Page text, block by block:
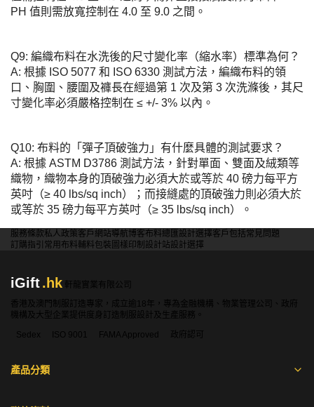
PH 值則需放寬控制在 4.0 至 9.0 之間。
Q9: 編織布料在水洗後的尺寸變化率（縮水率）標準為何？
A: 根據 ISO 5077 和 ISO 6330 測試方法，編織布料的領
口、胸圍、腰圍及褲長在經過第 1 次及第 3 次洗滌後，其尺
寸變化率必須嚴格控制在 ≤ +/- 3% 以內。
Q10: 布料的「彈子頂破強力」有什麼具體的測試要求？
A: 根據 ASTM D3786 測試方法，針對單面、雙面及絨類等
織物，織物本身的頂破強力必須大於或等於 40 磅力每平方
英吋（≥ 40 lbs/sq inch）；而接縫處的頂破強力則必須大於
或等於 35 磅力每平方英吋（≥ 35 lbs/sq inch）。
服務條款私人政策客戶 網站導航博客布料總匯設計選擇客戶包括常見問題
訂購指引 常用布料輔料包裝 圖樣印制 設計站設計選擇
iGift.hk
軒龍實業有限公司
香港及澳門制服訂造專家，成立逾18年，專為金融機構、物業管理公司、政府
機構及大型企業提供度身訂造制服設計及生產服務。
Sedex
ISO 9001 FAMA Approved 政府認可
產品分類